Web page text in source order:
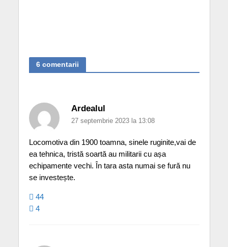
6 comentarii
Ardealul
27 septembrie 2023 la 13:08
Locomotiva din 1900 toamna, sinele ruginite,vai de
ea tehnica, tristă soartă au militarii cu așa
echipamente vechi. În tara asta numai se fură nu
se investește.
44
4